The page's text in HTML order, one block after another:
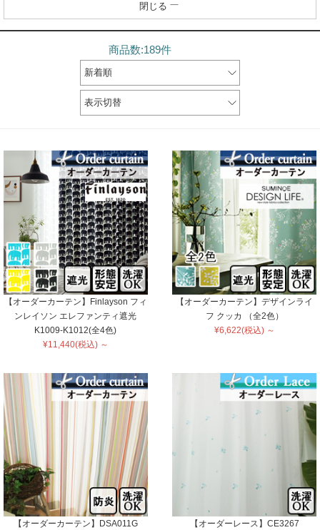
閉じる
商品数:189件
新着順
表示切替
【オーダーカーテン】Finlayson フィ
ンレイソン エレファンティ遮光
K1009-K1012(全4色)
¥11,440(税込) ～
【オーダーカーテン】デザインライ
フ クッカ （全2色）
¥6,622(税込) ～
【オーダーカーテン】DSA011G
【オーダーレース】CE3267